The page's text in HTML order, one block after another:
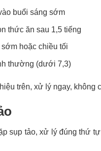
buổi sáng sớm
thức ăn sau 1,5 tiếng
hoặc chiều tối
thường (dưới 7,3)
trên, xử lý ngay, không
sụp tảo, xử lý đúng thứ